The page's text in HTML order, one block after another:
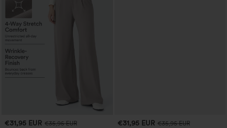
€31,95 EUR €35,95 EUR
€31,95 EUR €35,95 EUR